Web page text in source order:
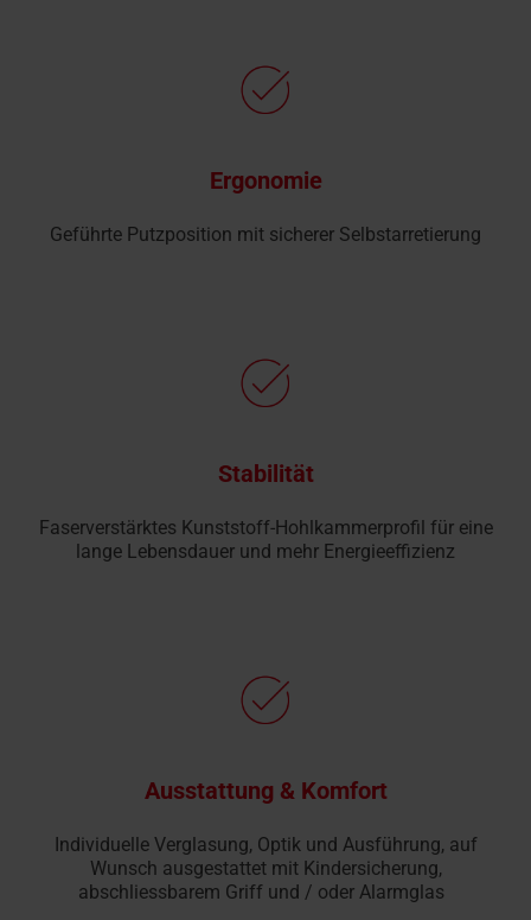
Ergonomie
Geführte Putzposition mit sicherer Selbst­arretierung
Stabilität
Faserverstärktes Kunststoff-Hohlkammerprofil für eine
lange Lebensdauer und mehr Energie­effizienz
Ausstattung & Komfort
Individuelle Verglasung, Optik und Ausführung, auf
Wunsch ausgestattet mit Kindersicherung,
abschliessbarem Griff und / oder Alarmglas